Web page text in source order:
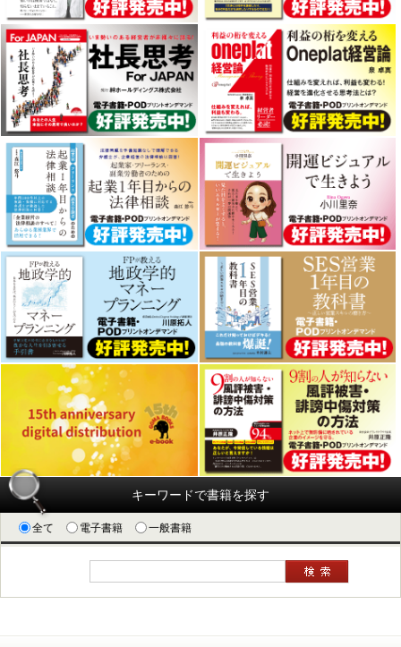
キーワードで書籍を探す
全て 電子書籍 一般書籍